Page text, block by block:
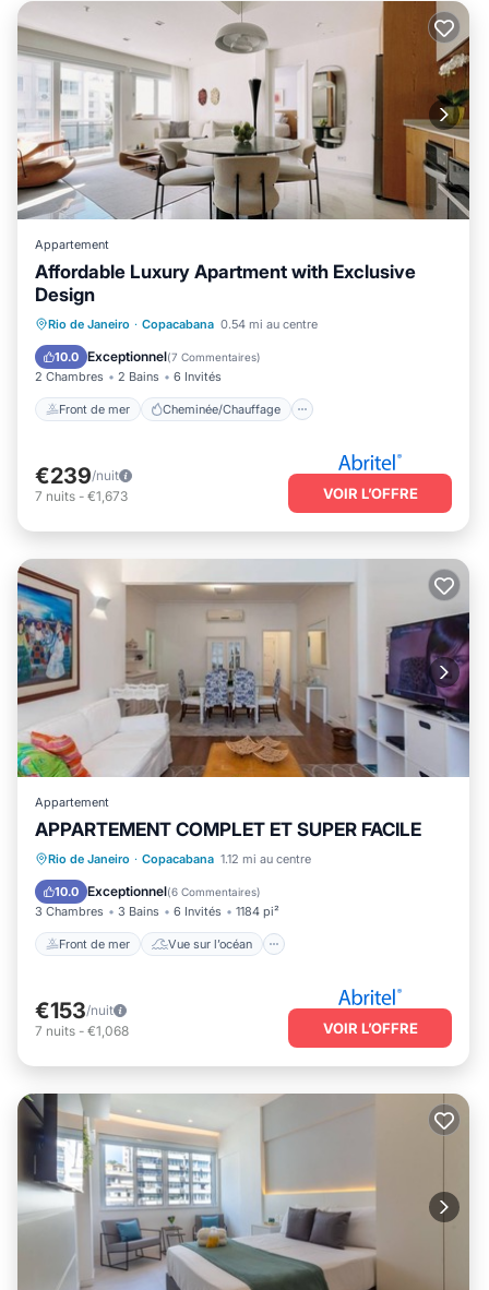
Appartement
Affordable Luxury Apartment with Exclusive
Design
Rio de Janeiro · Copacabana 0.54 mi au centre
10.0 Exceptionnel(7 Commentaires)
2 Chambres 2 Bains 6 Invités
Front de mer Cheminée/Chauffage
Front de mer
Cheminée/Chauffage
Piscine
Vue sur l’océan
€239/nuit
7 nuits - €1,673 VOIR L’OFFRE
Appartement
APPARTEMENT COMPLET ET SUPER FACILE
Rio de Janeiro · Copacabana 1.12 mi au centre
10.0 Exceptionnel(6 Commentaires)
3 Chambres 3 Bains 6 Invités 1184 pi²
Front de mer Vue sur l’océan
Front de mer Vue sur l’océan
Animaux acceptés
€153/nuit
7 nuits - €1,068 VOIR L’OFFRE